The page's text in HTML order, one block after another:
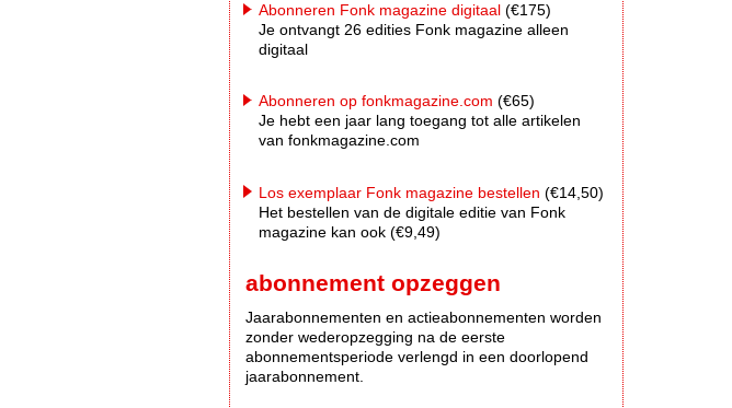
Abonneren Fonk magazine digitaal (€175)
Je ontvangt 26 edities Fonk magazine alleen
digitaal
Abonneren op fonkmagazine.com (€65)
Je hebt een jaar lang toegang tot alle artikelen
van fonkmagazine.com
Los exemplaar Fonk magazine bestellen (€14,50)
Het bestellen van de digitale editie van Fonk
magazine kan ook (€9,49)
abonnement opzeggen
Jaarabonnementen en actieabonnementen worden
zonder wederopzegging na de eerste
abonnementsperiode verlengd in een doorlopend
jaarabonnement.